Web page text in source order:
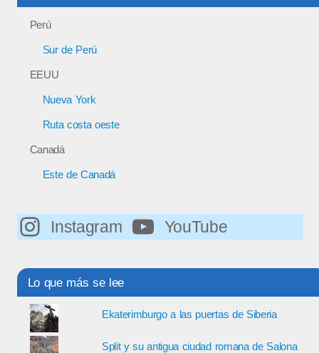
Perú
Sur de Perú
EEUU
Nueva York
Ruta costa oeste
Canadá
Este de Canadá
Instagram YouTube
Lo que más se lee
Ekaterimburgo a las puertas de Siberia
Split y su antigua ciudad romana de Salona